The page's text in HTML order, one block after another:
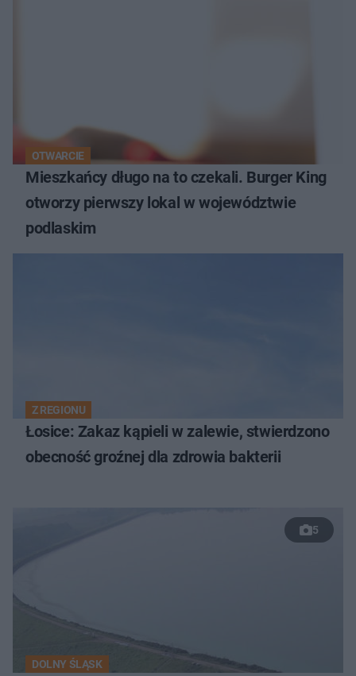
OTWARCIE
Mieszkańcy długo na to czekali. Burger King
otworzy pierwszy lokal w województwie
podlaskim
Z REGIONU
Łosice: Zakaz kąpieli w zalewie, stwierdzono
obecność groźnej dla zdrowia bakterii
5
DOLNY ŚLĄSK